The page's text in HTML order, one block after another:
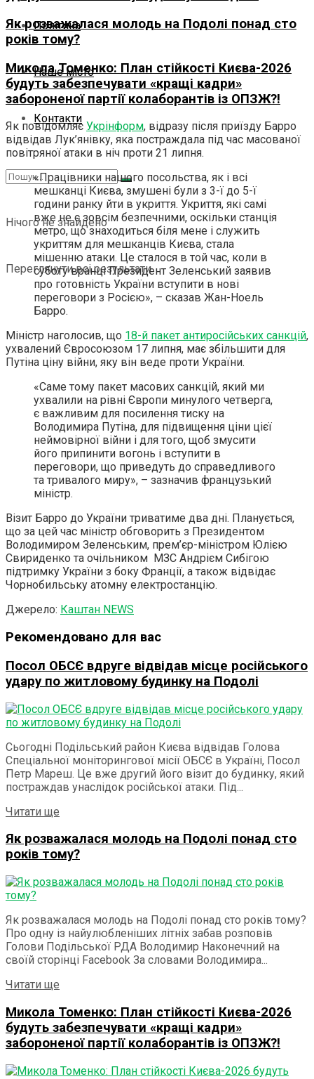
Політика
Наше місто
Контакти
Нічого не знайдено
Переглянути всі результати
Як розважалася молодь на Подолі понад сто
років тому?
Микола Томенко: План стійкості Києва-2026
будуть забезпечувати «кращі кадри»
забороненої партії колаборантів із ОПЗЖ?!
Як повідомляє Укрінформ, відразу після приїзду Барро
відвідав Лук’янівку, яка постраждала під час масованої
повітряної атаки в ніч проти 21 липня.
«Працівники нашого посольства, як і всі
мешканці Києва, змушені були з 3-ї до 5-ї
години ранку йти в укриття. Укриття, які самі
вже не є зовсім безпечними, оскільки станція
метро, що знаходиться біля мене і служить
укриттям для мешканців Києва, стала
мішенню атаки. Це сталося в той час, коли в
суботу вранці Президент Зеленський заявив
про готовність України вступити в нові
переговори з Росією», – сказав Жан-Ноель
Барро.
Міністр наголосив, що 18-й пакет антиросійських санкцій,
ухвалений Євросоюзом 17 липня, має збільшити для
Путіна ціну війни, яку він веде проти України.
«Саме тому пакет масових санкцій, який ми
ухвалили на рівні Європи минулого четверга,
є важливим для посилення тиску на
Володимира Путіна, для підвищення ціни цієї
неймовірної війни і для того, щоб змусити
його припинити вогонь і вступити в
переговори, що приведуть до справедливого
та тривалого миру», – зазначив французький
міністр.
Візит Барро до України триватиме два дні. Планується,
що за цей час міністр обговорить з Президентом
Володимиром Зеленським, прем’єр-міністром Юлією
Свириденко та очільником МЗС Андрієм Сибігою
підтримку України з боку Франції, а також відвідає
Чорнобильську атомну електростанцію.
Джерело: Каштан NEWS
Рекомендовано для вас
Посол ОБСЄ вдруге відвідав місце російського
удару по житловому будинку на Подолі
Сьогодні Подільський район Києва відвідав Голова
Спеціальної моніторингової місії ОБСЄ в Україні, Посол
Петр Мареш. Це вже другий його візит до будинку, який
постраждав унаслідок російської атаки. Під...
Читати ще
Як розважалася молодь на Подолі понад сто
років тому?
Як розважалася молодь на Подолі понад сто років тому?
Про одну із найулюбленіших літніх забав розповів
Голови Подільської РДА Володимир Наконечний на
своїй сторінці Facebook За словами Володимира...
Читати ще
Микола Томенко: План стійкості Києва-2026
будуть забезпечувати «кращі кадри»
забороненої партії колаборантів із ОПЗЖ?!